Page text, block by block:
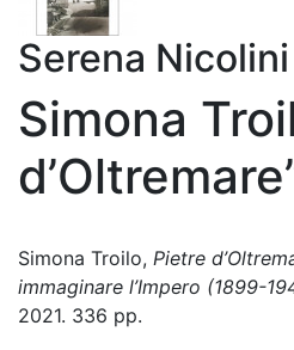
Serena Nicolini
Simona
Simona Troilo, Pietre
immaginare l’Impero (1899-
2021. 336 pp.